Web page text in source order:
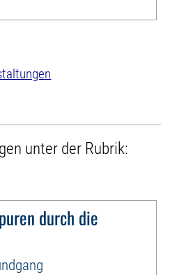
unter der Rubrik:
durch die